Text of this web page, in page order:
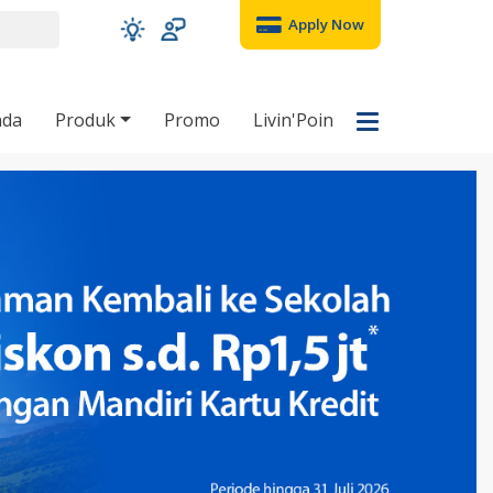
Apply Now
Produk Promo Livin'Poin